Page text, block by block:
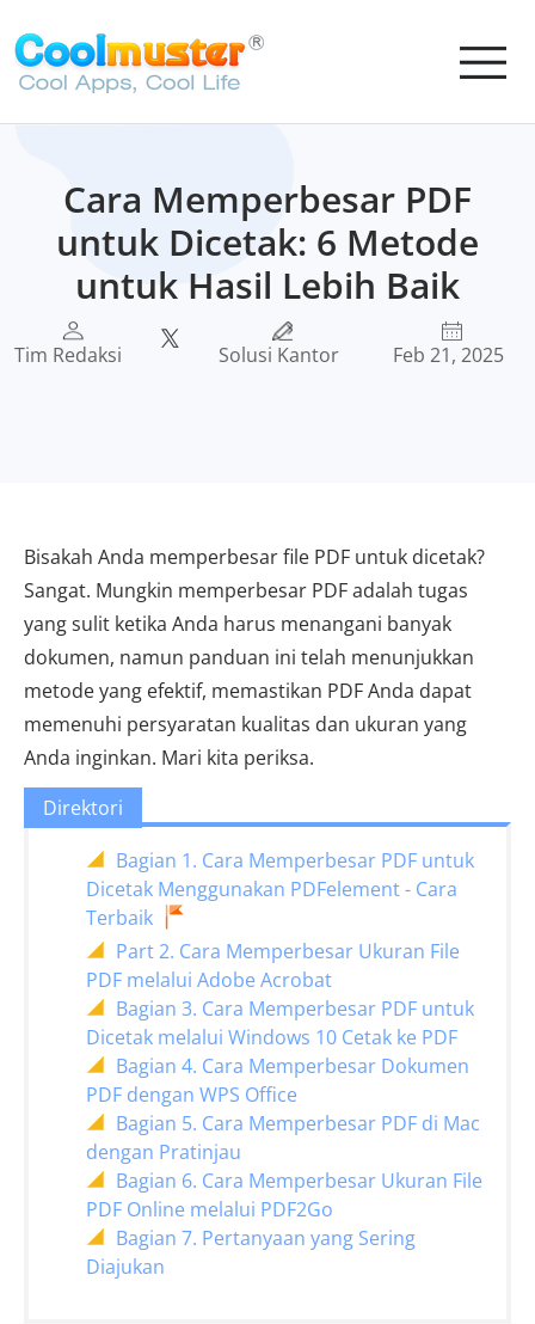
Cara Memperbesar PDF
untuk Dicetak: 6 Metode
untuk Hasil Lebih Baik
Tim Redaksi Solusi Kantor Feb 21, 2025
Bisakah Anda memperbesar file PDF untuk dicetak?
Sangat. Mungkin memperbesar PDF adalah tugas
yang sulit ketika Anda harus menangani banyak
dokumen, namun panduan ini telah menunjukkan
metode yang efektif, memastikan PDF Anda dapat
memenuhi persyaratan kualitas dan ukuran yang
Anda inginkan. Mari kita periksa.
Direktori
Bagian 1. Cara Memperbesar PDF untuk
Dicetak Menggunakan PDFelement - Cara
Terbaik
Part 2. Cara Memperbesar Ukuran File
PDF melalui Adobe Acrobat
Bagian 3. Cara Memperbesar PDF untuk
Dicetak melalui Windows 10 Cetak ke PDF
Bagian 4. Cara Memperbesar Dokumen
PDF dengan WPS Office
Bagian 5. Cara Memperbesar PDF di Mac
dengan Pratinjau
Bagian 6. Cara Memperbesar Ukuran File
PDF Online melalui PDF2Go
Bagian 7. Pertanyaan yang Sering
Diajukan